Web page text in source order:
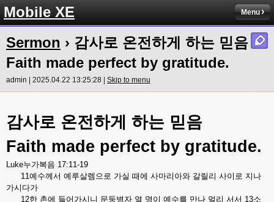
Mobile XE Menu
Sermon › 감사로 온전하게 하는 믿음
Faith made perfect by gratitude.
admin | 2025.04.22 13:25:28 | Skip to menu
감사로 온전하게 하는 믿음
Faith made perfect by gratitude.
Luke누가복음 17:11-19
11예수께서 예루살렘으로 가실 때에 사마리아와 갈릴리 사이로 지나
가시다가
12한 촌에 들어가시니 문둥병자 열 명이 예수를 만나 멀리 서서 13소